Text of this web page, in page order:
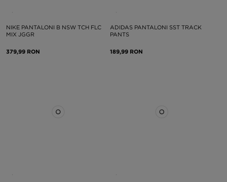
NIKE PANTALONI B NSW TCH FLC
MIX JGGR
379,99 RON
ADIDAS PANTALONI SST TRACK
PANTS
189,99 RON